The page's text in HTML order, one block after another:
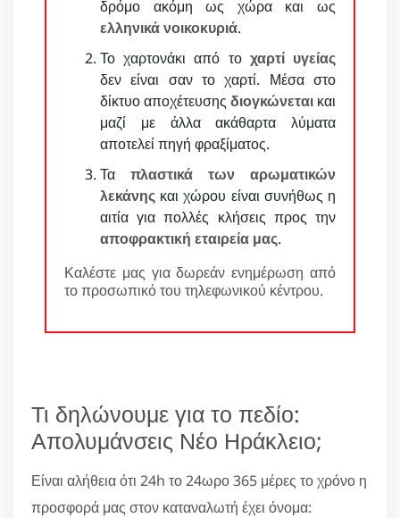
δρόμο ακόμη ως χώρα και ως
ελληνικά νοικοκυριά.
Το χαρτονάκι από το χαρτί υγείας
δεν είναι σαν το χαρτί. Μέσα στο
δίκτυο αποχέτευσης διογκώνεται και
μαζί με άλλα ακάθαρτα λύματα
αποτελεί πηγή φραξίματος.
Τα πλαστικά των αρωματικών
λεκάνης και χώρου είναι συνήθως η
αιτία για πολλές κλήσεις προς την
αποφρακτική εταιρεία μας.
Καλέστε μας για δωρεάν ενημέρωση από
το προσωπικό του τηλεφωνικού κέντρου.
Τι δηλώνουμε για το πεδίο:
Απολυμάνσεις Νέο Ηράκλειο;
Είναι αλήθεια ότι 24h το 24ωρο 365 μέρες το χρόνο η
προσφορά μας στον καταναλωτή έχει όνομα: